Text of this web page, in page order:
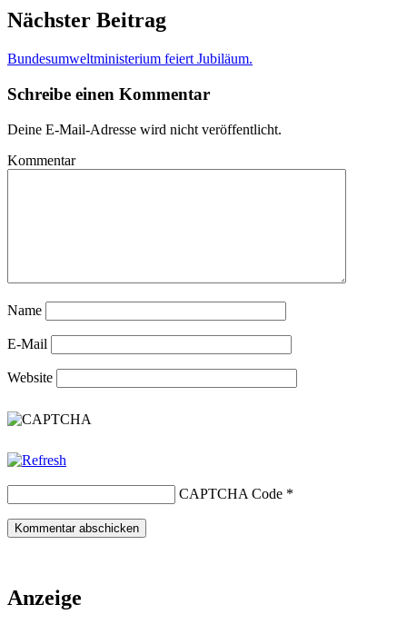
Nächster Beitrag
Bundesumweltministerium feiert Jubiläum.
Schreibe einen Kommentar
Deine E-Mail-Adresse wird nicht veröffentlicht.
Kommentar
Name
E-Mail
Website
CAPTCHA Code *
Anzeige